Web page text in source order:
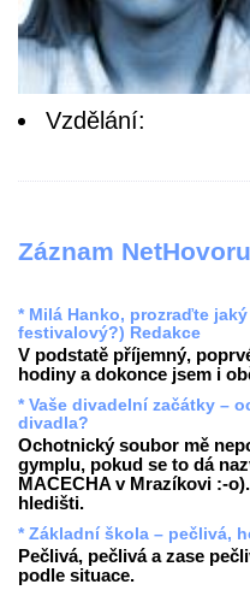
Vzdělání:
Záznam
* Milá Hanko, prozraďte
festivalový?) Redakce
V podstatě příjemný,
hodiny a dokonce jsem i
* Vaše divadelní začátky –
divadla?
Ochotnický soubor mě
gymplu, pokud se to dá
MACECHA v Mrazíkovi :-
hledišti.
* Základní škola – pečlivá,
Pečlivá, pečlivá a zase
podle situace.